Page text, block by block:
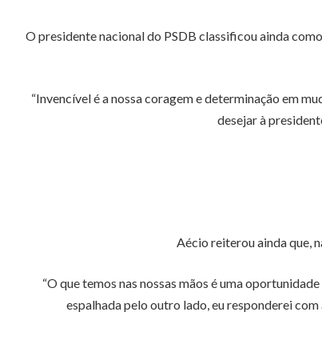
O presidente nacional do PSDB classificou ainda
“Invencível é a nossa coragem e determinação em
desejar à
Aécio reiterou ainda que,
“O que temos nas nossas mãos é uma
espalhada pelo outro lado, eu responderei